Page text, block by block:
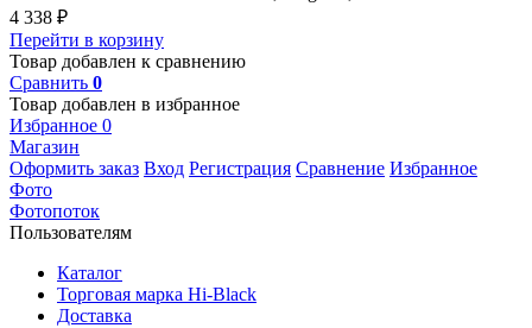
4 338 ₽
Перейти в корзину
Товар добавлен к сравнению
Сравнить 0
Товар добавлен в избранное
Избранное 0
Магазин
Оформить заказ Вход Регистрация Сравнение Избранное
Фото
Фотопоток
Пользователям
Каталог
Торговая марка Hi-Black
Доставка